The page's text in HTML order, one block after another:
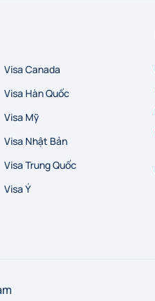
Visa Canada
Visa Hàn Quốc
Visa Mỹ
Visa Nhật Bản
Visa Trung Quốc
Visa Ý